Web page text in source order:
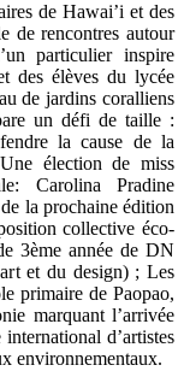
de Hawai’i et des
de rencontres autour
particulier inspire
des élèves du lycée
de jardins coralliens
un défi de taille :
la cause de la
élection de miss
Carolina Pradine
la prochaine édition
collective éco-
3ème année de DN
et du design) ; Les
primaire de Paopao,
marquant l’arrivée
d’artistes
environnementaux.